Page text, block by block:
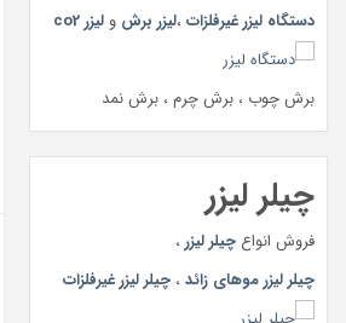
دستگاه لیزر غیرفلزات ،لیزر برش و لیزر co2
برش چوب ، برش چرم ، برش نمد
چیلر لیزر
فروش انواع چیلر لیزر ،
چیلر لیزر موهای زائد ، چیلر لیزر غیرفلزات